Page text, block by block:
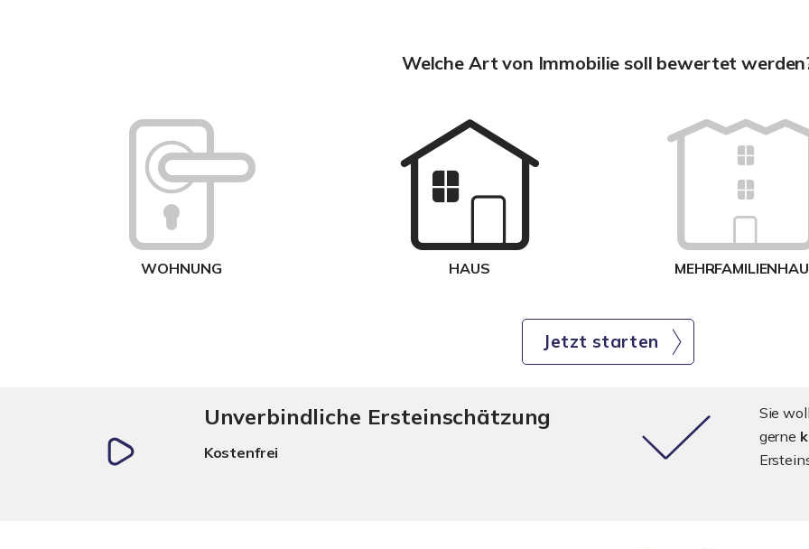
Welche Art von Immobilie soll bewertet
WOHNUNG HAUS
Jetzt starten
Unverbindliche Ersteinschätzung
Kostenfrei
Sie
gerne